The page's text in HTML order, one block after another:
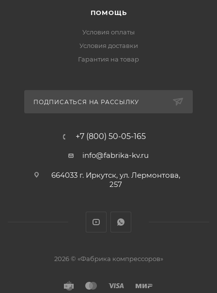
ПОМОЩЬ
Условия оплаты
Условия доставки
Гарантия на товар
ПОДПИСАТЬСЯ НА РАССЫЛКУ
+7 (800) 50-05-165
info@fabrika-kv.ru
664033 г. Иркутск, ул. Лермонтова,
257
2026 © «Фабрика компрессоров»